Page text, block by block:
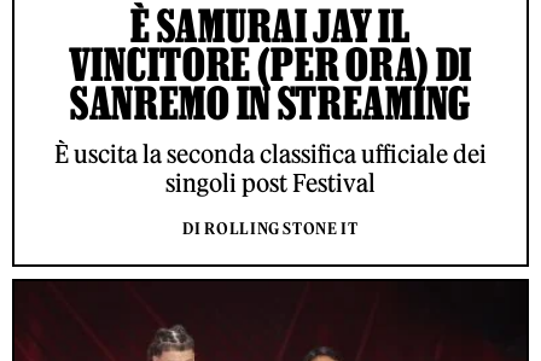
È SAMURAI JAY IL
VINCITORE (PER ORA) DI
SANREMO IN STREAMING
È uscita la seconda classifica ufficiale dei
singoli post Festival
DI ROLLING STONE IT